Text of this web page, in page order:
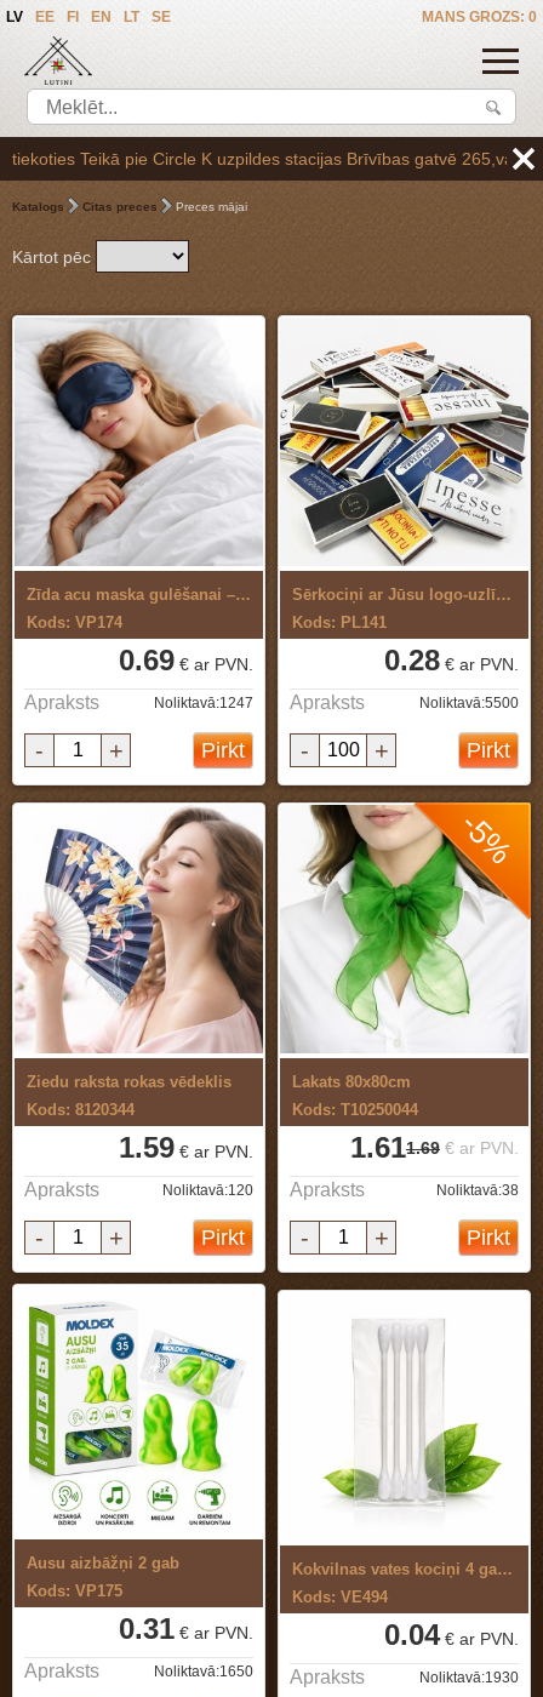
MANS GROZS: 0
LV EE FI EN LT SE
stacijas Brīvības gatvē 265,vai arī Baltezerā, vienojoties par
Katalogs Citas preces Preces mājai
Kārtot pēc
Zīda acu maska gulēšanai – komfortablai ...
Kods: VP174
0.69 € ar PVN.
Apraksts Noliktavā:1247
- + Pirkt
Sērkociņi ar Jūsu logo-uzlīme
Kods: PL141
0.28 € ar PVN.
Apraksts Noliktavā:5500
- + Pirkt
Ziedu raksta rokas vēdeklis
Kods: 8120344
1.59 € ar PVN.
Apraksts Noliktavā:120
- + Pirkt
-5%
Lakats 80x80cm
Kods: T10250044
1.69 € ar PVN.
1.61
Apraksts Noliktavā:38
- + Pirkt
Ausu aizbāžņi 2 gab
Kods: VP175
0.31 € ar PVN.
Apraksts Noliktavā:1650
Kokvilnas vates kociņi 4 gab., viesnīcām
Kods: VE494
0.04€ ar PVN.
Apraksts Noliktavā:1930